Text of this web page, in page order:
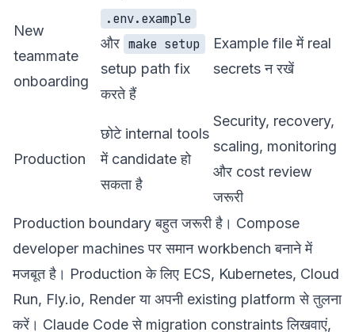
New
teammate
onboarding
.env.example
और make setup
setup path fix
करते हैं
Example file में real
secrets न रखें
Production
छोटे internal tools
में candidate हो
सकता है
Security, recovery,
scaling, monitoring
और cost review
जरूरी
Production boundary बहुत जरूरी है। Compose
developer machines पर समान workbench बनाने में
मजबूत है। Production के लिए ECS, Kubernetes, Cloud
Run, Fly.io, Render या अपनी existing platform से तुलना
करें। Claude Code से migration constraints लिखवाएं,